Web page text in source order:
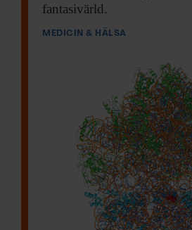
fantasivärld.
MEDICIN & HÄLSA